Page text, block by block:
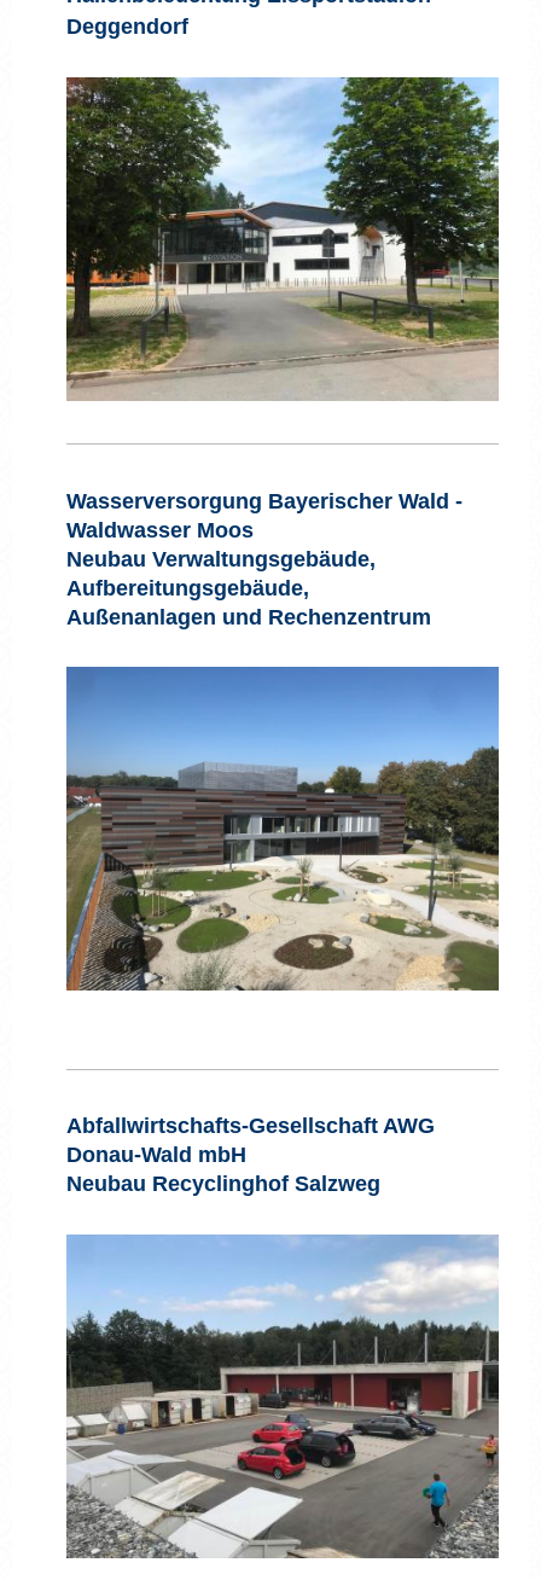
Deggendorf
Wasserversorgung Bayerischer Wald -
Waldwasser Moos
Neubau Verwaltungsgebäude,
Aufbereitungsgebäude,
Außenanlagen und Rechenzentrum
Abfallwirtschafts-Gesellschaft AWG
Donau-Wald mbH
Neubau Recyclinghof Salzweg